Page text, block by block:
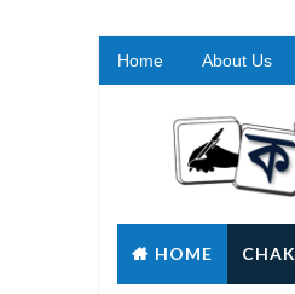
Home About Us
HOME